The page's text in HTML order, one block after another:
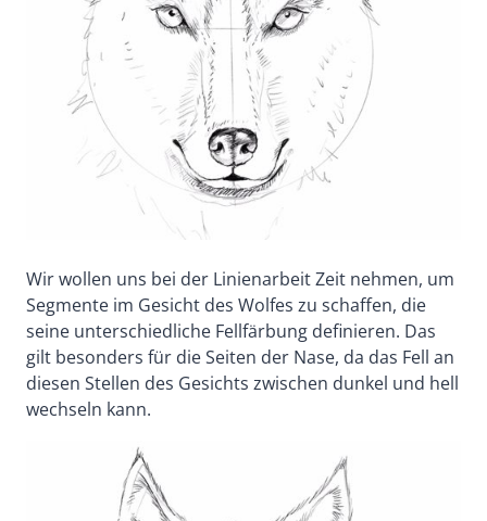
Wir wollen uns bei der Linienarbeit Zeit nehmen, um
Segmente im Gesicht des Wolfes zu schaffen, die
seine unterschiedliche Fellfärbung definieren. Das
gilt besonders für die Seiten der Nase, da das Fell an
diesen Stellen des Gesichts zwischen dunkel und hell
wechseln kann.